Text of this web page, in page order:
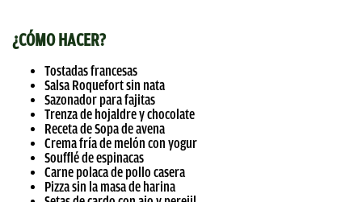
¿CÓMO HACER?
Tostadas francesas
Salsa Roquefort sin nata
Sazonador para fajitas
Trenza de hojaldre y chocolate
Receta de Sopa de avena
Crema fría de melón con yogur
Soufflé de espinacas
Carne polaca de pollo casera
Pizza sin la masa de harina